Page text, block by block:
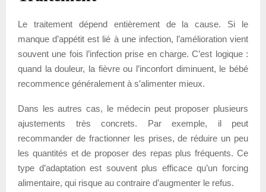
Le traitement dépend entièrement de la cause. Si le
manque d’appétit est lié à une infection, l’amélioration vient
souvent une fois l’infection prise en charge. C’est logique :
quand la douleur, la fièvre ou l’inconfort diminuent, le bébé
recommence généralement à s’alimenter mieux.
Dans les autres cas, le médecin peut proposer plusieurs
ajustements très concrets. Par exemple, il peut
recommander de fractionner les prises, de réduire un peu
les quantités et de proposer des repas plus fréquents. Ce
type d’adaptation est souvent plus efficace qu’un forcing
alimentaire, qui risque au contraire d’augmenter le refus.